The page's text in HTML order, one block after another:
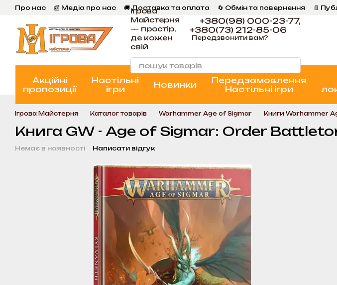
Перейти к основному контенту
Про нас 📰 Медіа про нас 🚚 Доставка та оплата 🔄 Обмін та повернення 📄
📞 Контакти Ігрова Майстерня Програма Лояльності
Ігрова
Майстерня
— простір,
де кожен
свій
+380(98) 000-23-77,
+380(73) 212-85-06
Передзвонити вам?
Акційні
пропозиції
Настільні
ігри
Новинки
Передзамовлення
Настільні ігри
Ігрова Майстерня Каталог товарів Warhammer Age of Sigmar Книги Warhammer
Книга GW - Age of Sigmar: Order
Немає в наявності Написати відгук